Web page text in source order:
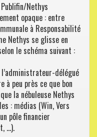
Nethys
opaque : entre
à Responsabilité
Nethys se glisse en
le schéma suivant :
délégué
à peu près ce que bon
la nébuleuse Nethys
: médias (Win, Vers
pôle financier
…).